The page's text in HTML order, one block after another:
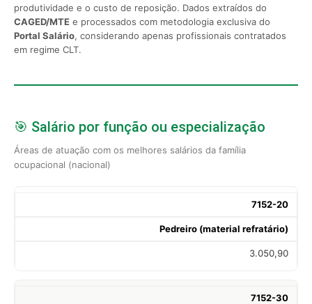
produtividade e o custo de reposição. Dados extraídos do
CAGED/MTE e processados com metodologia exclusiva do
Portal Salário, considerando apenas profissionais contratados
em regime CLT.
🎯 Salário por função ou especialização
Áreas de atuação com os melhores salários da família
ocupacional (nacional)
7152-20
Pedreiro (material refratário)
3.050,90
7152-30